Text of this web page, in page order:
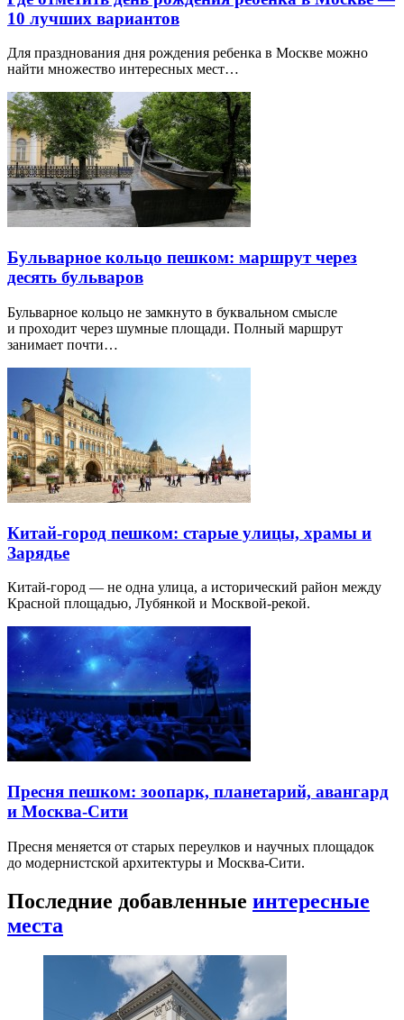
10 лучших вариантов
Для празднования дня рождения ребенка в Москве можно
найти множество интересных мест…
Бульварное кольцо пешком: маршрут через
десять бульваров
Бульварное кольцо не замкнуто в буквальном смысле
и проходит через шумные площади. Полный маршрут
занимает почти…
Китай-город пешком: старые улицы, храмы и
Зарядье
Китай-город — не одна улица, а исторический район между
Красной площадью, Лубянкой и Москвой-рекой.
Пресня пешком: зоопарк, планетарий, авангард
и Москва-Сити
Пресня меняется от старых переулков и научных площадок
до модернистской архитектуры и Москва-Сити.
Последние добавленные интересные
места